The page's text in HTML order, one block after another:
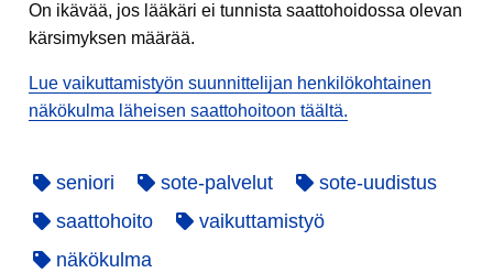
On ikävää, jos lääkäri ei tunnista saattohoidossa olevan
kärsimyksen määrää.
Lue vaikuttamistyön suunnittelijan henkilökohtainen
näkökulma läheisen saattohoitoon täältä.
seniori sote-palvelut
sote-uudistus
saattohoito
vaikuttamistyö
näkökulma